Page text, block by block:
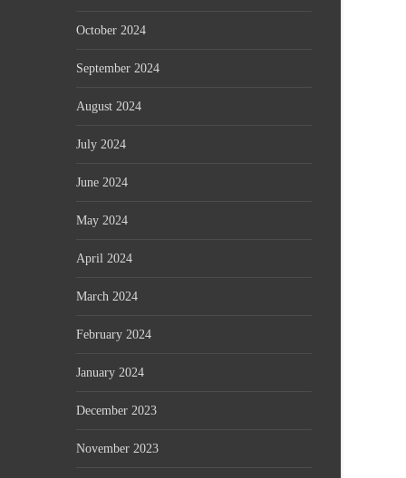
October 2024
September 2024
August 2024
July 2024
June 2024
May 2024
April 2024
March 2024
February 2024
January 2024
December 2023
November 2023